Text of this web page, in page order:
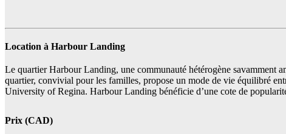
Location à Harbour Landing
Le quartier Harbour Landing, une communauté hétérogène savamment
quartier, convivial pour les familles, propose un mode de vie équilibré
University of Regina. Harbour Landing bénéficie d’une cote de
Prix (CAD)